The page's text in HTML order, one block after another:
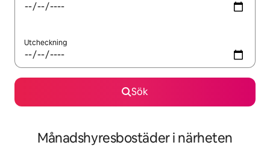
Utcheckning
Sök
Månadshyresbostäder i närheten